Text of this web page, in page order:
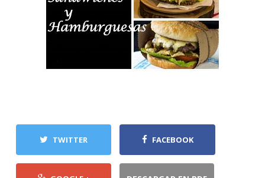
TWITTER FACEBOOK